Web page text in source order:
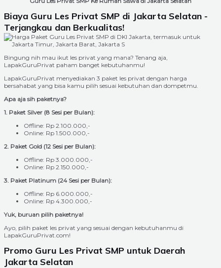
Biaya Guru Les Privat SMP di Jakarta Selatan -
Terjangkau dan Berkualitas!
Bingung nih mau ikut les privat yang mana? Tenang aja,
LapakGuruPrivat paham banget kebutuhanmu!
LapakGuruPrivat menyediakan 3 paket les privat dengan harga
bersahabat yang bisa kamu pilih sesuai kebutuhan dan dompetmu.
Apa aja sih paketnya?
1. Paket Silver (8 Sesi per Bulan):
Offline: Rp 2.100.000,-
Online: Rp 1.500.000,-
2. Paket Gold (12 Sesi per Bulan):
Offline: Rp 3.000.000,-
Online: Rp 2.150.000,-
3. Paket Platinum (24 Sesi per Bulan):
Offline: Rp 6.000.000,-
Online: Rp 4.300.000,-
Yuk, buruan pilih paketnya!
Ayo, pilih paket les privat yang sesuai dengan kebutuhanmu di
LapakGuruPrivat.com!
Promo Guru Les Privat SMP untuk Daerah
Jakarta Selatan